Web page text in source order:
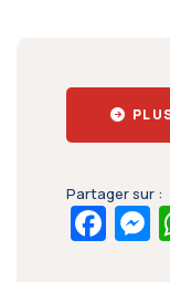
Partager sur :